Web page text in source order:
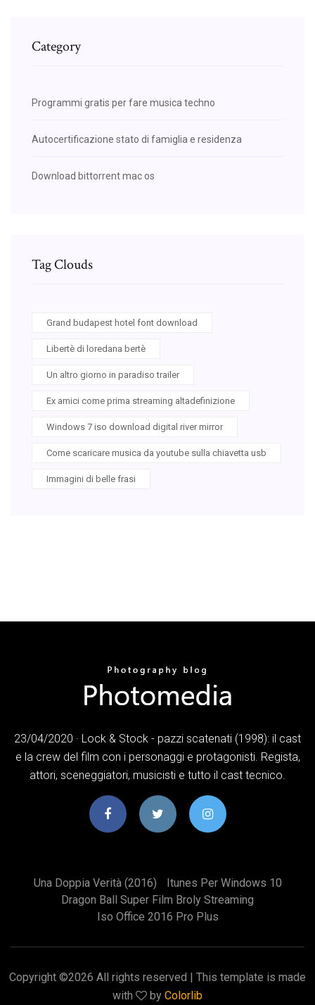
Category
Programmi gratis per fare musica techno
Autocertificazione stato di famiglia e residenza
Download bittorrent mac os
Tag Clouds
Grand budapest hotel font download
Libertè di loredana bertè
Un altro giorno in paradiso trailer
Ex amici come prima streaming altadefinizione
Windows 7 iso download digital river mirror
Come scaricare musica da youtube sulla chiavetta usb
Immagini di belle frasi
23/04/2020 · Lock & Stock - pazzi scatenati (1998): il cast
e la crew del film con i personaggi e protagonisti. Regista,
attori, sceneggiatori, musicisti e tutto il cast tecnico.
Una Doppia Verità (2016)
Itunes Per Windows 10
Dragon Ball Super Film Broly Streaming
Iso Office 2016 Pro Plus
Copyright ©2026 All rights reserved | This template is made
with
by Colorlib